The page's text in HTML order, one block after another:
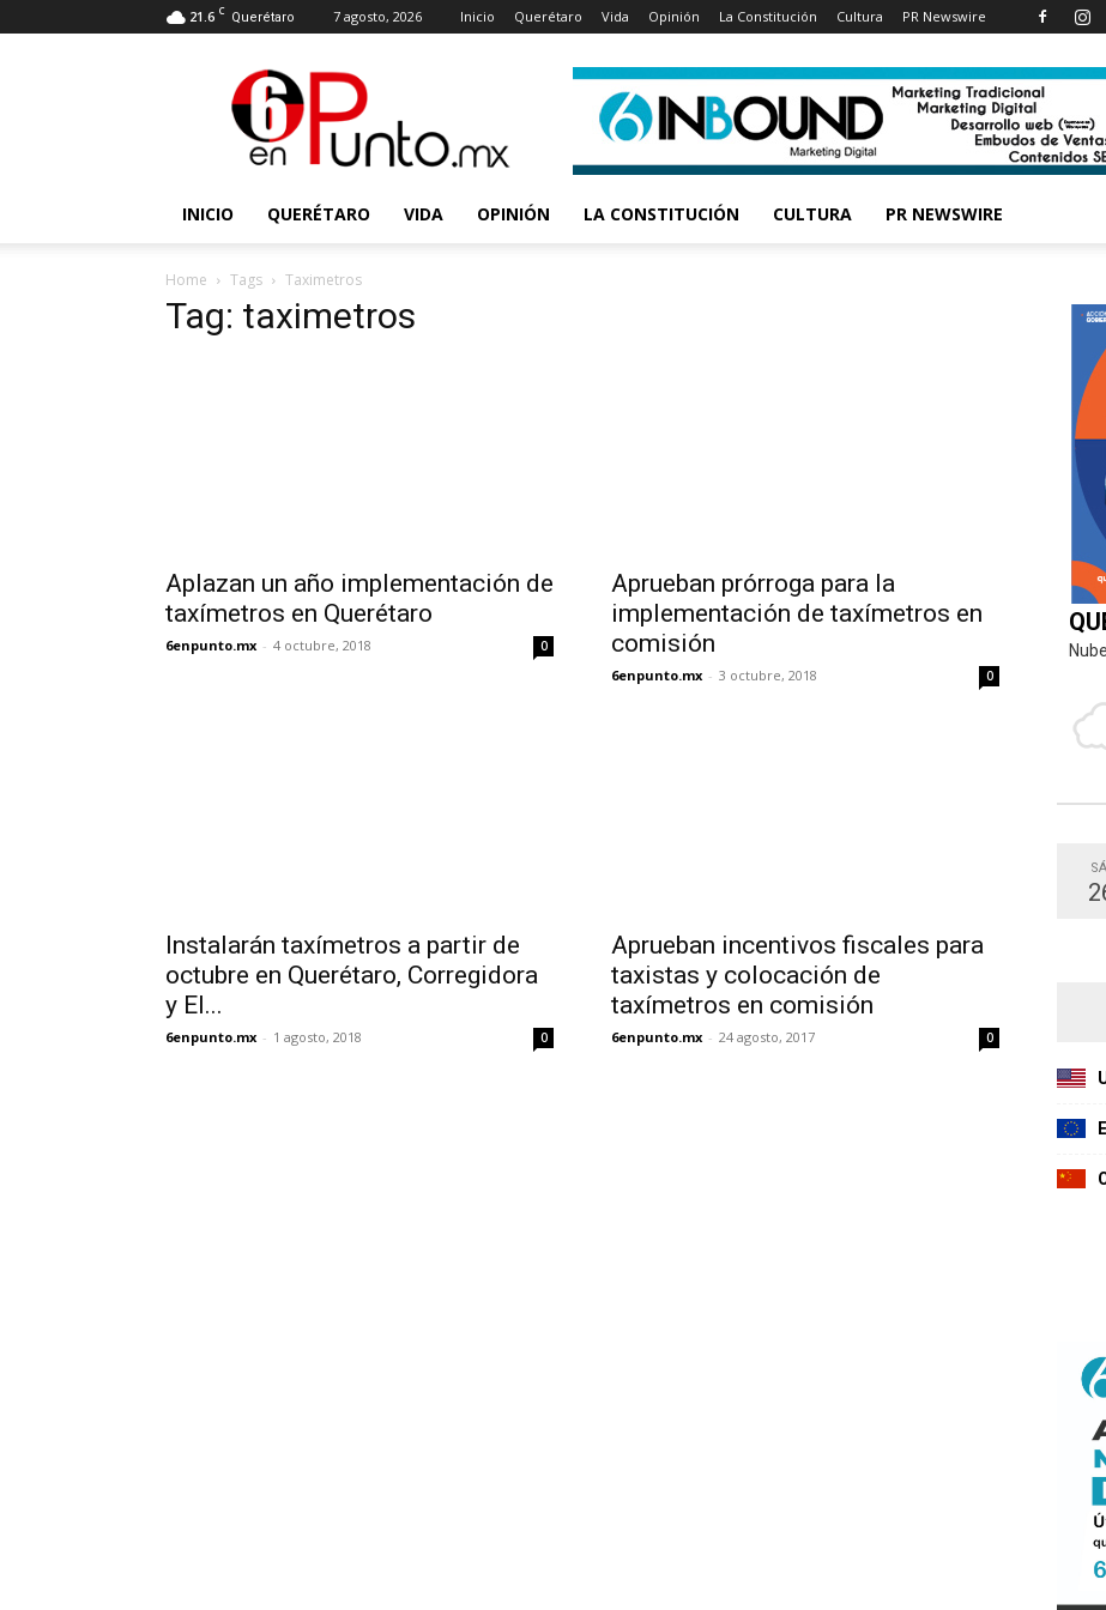
21.6 C Querétaro 7 agosto, 2026 Inicio Querétaro Vida Opinión La Constitución Cultura PR Newswire
punto
INICIO QUERÉTARO VIDA OPINIÓN LA CONSTITUCIÓN CULTURA PR NEWSWIRE
Home Tags Taximetros
Tag: taximetros
Aplazan un año implementación de
taxímetros en Querétaro
6enpunto.mx - 4 octubre, 2018 0
Aprueban prórroga para la
implementación de taxímetros en
comisión
6enpunto.mx - 3 octubre, 2018 0
Instalarán taxímetros a partir de
octubre en Querétaro, Corregidora
y El...
6enpunto.mx - 1 agosto, 2018 0
Aprueban incentivos fiscales para
taxistas y colocación de
taxímetros en comisión
6enpunto.mx - 24 agosto, 2017 0